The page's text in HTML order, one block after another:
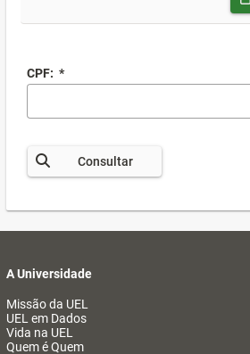
CPF: *
Consultar
A Universidade
Missão da UEL
UEL em Dados
Vida na UEL
Quem é Quem